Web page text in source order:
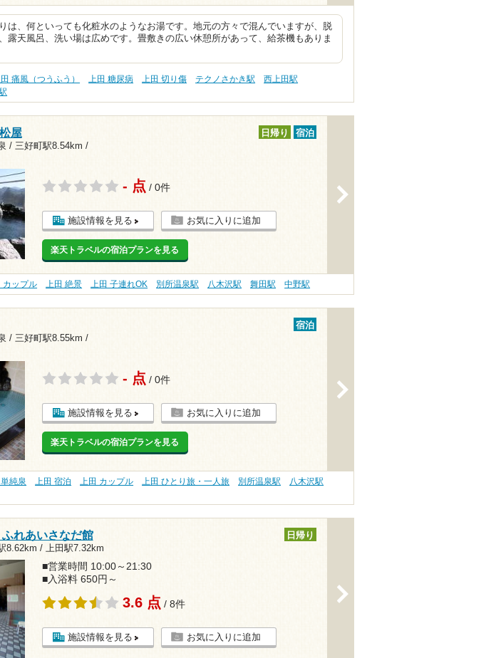
は、何といっても化粧水のようなお湯です。地元の方々で混んでいますが、脱
露天風呂、洗い場は広めです。畳敷きの広い休憩所があって、給茶機もありま
田 痛風（つうふう） 上田 糖尿病 上田 切り傷 テクノさかき駅
西上田駅
屋
/ 三好町駅8.54km /
日帰り 宿泊
- 点 / 0件
施設情報を見る お気に入りに追加
楽天トラベルの宿泊プランを見る
カップル 上田 絶景 上田 子連れOK 別所温泉駅 八木沢駅 舞田駅 中野駅
/ 三好町駅8.55km /
宿泊
- 点 / 0件
施設情報を見る お気に入りに追加
楽天トラベルの宿泊プランを見る
純泉 上田 宿泊 上田 カップル 上田 ひとり旅・一人旅 別所温泉駅
八木沢駅
れあいさなだ館
8.62km / 上田駅7.32km
日帰り
■営業時間 10:00～21:30
■入浴料 650円～
3.6 点 / 8件
施設情報を見る お気に入りに追加